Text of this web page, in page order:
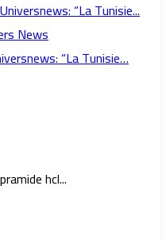
“La Tunisie…
hcl...